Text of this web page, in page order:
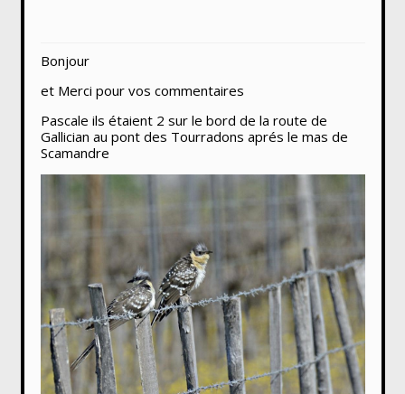
Bonjour
et Merci pour vos commentaires
Pascale ils étaient 2 sur le bord de la route de
Gallician au pont des Tourradons aprés le mas de
Scamandre